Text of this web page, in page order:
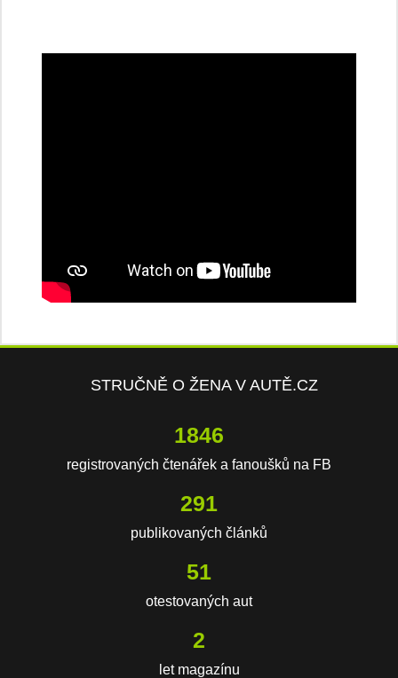
STRUČNĚ O ŽENA V AUTĚ.CZ
3067
registrovaných čtenářek a fanoušků na FB
484
publikovaných článků
85
otestovaných aut
3
let magazínu